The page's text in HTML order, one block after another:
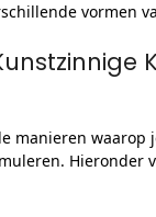
vormen
manieren waarop
Hieronder